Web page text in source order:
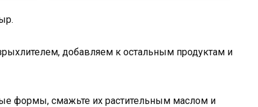
добавляем к остальным продуктам и
формы, смажьте их растительным маслом и